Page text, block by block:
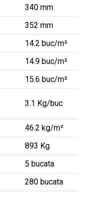
340 mm
352 mm
14.2 buc/m²
14.9 buc/m²
15.6 buc/m²
3.1 Kg/buc
46.2 kg/m²
893 Kg
5 bucata
280 bucata